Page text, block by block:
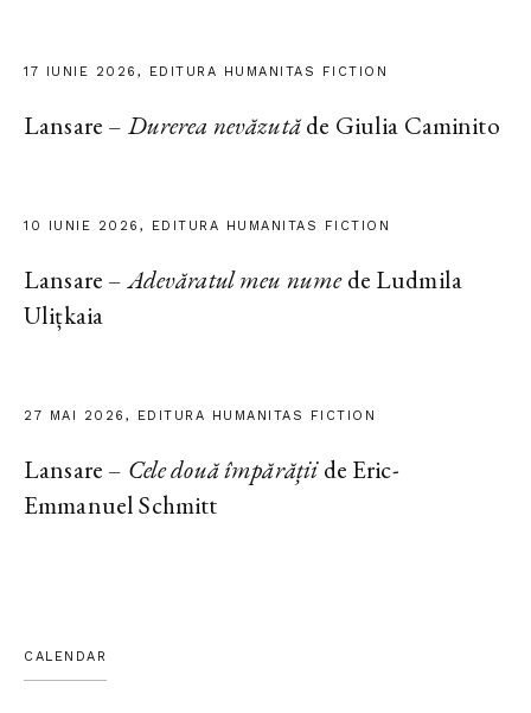
17 IUNIE 2026, EDITURA HUMANITAS FICTION
Lansare – Durerea nevăzutăde Giulia Caminito
10 IUNIE 2026, EDITURA HUMANITAS FICTION
Lansare –Adevăratul meu numede Ludmila
Ulițkaia
27 MAI 2026, EDITURA HUMANITAS FICTION
Lansare – Cele două împărățiide Eric-
Emmanuel Schmitt
CALENDAR